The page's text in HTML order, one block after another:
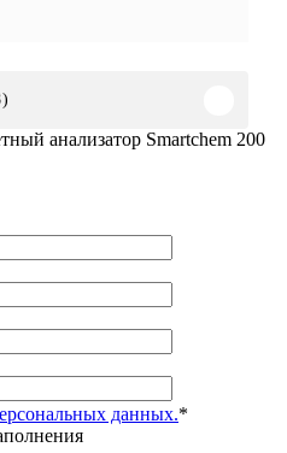
анализатор Smartchem 200
данных.*